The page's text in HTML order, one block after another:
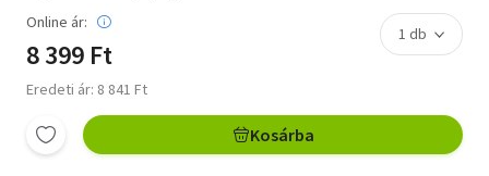
Online ár:
8 399 Ft
Eredeti ár: 8 841 Ft
Kosárba